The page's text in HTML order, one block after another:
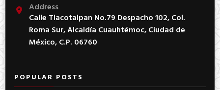
Address
Calle Tlacotalpan No.79 Despacho 102, Col.
Roma Sur, Alcaldía Cuauhtémoc, Ciudad de
México, C.P. 06760
POPULAR POSTS